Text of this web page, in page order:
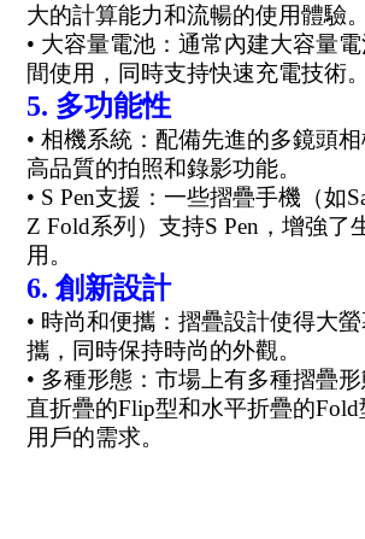
大的計算能力和流暢的使用體驗。
• 大容量電池：通常內建大容量
間使用，同時支持快速充電技術。
5. 多功能性
• 相機系統：配備先進的多鏡頭
高品質的拍照和錄影功能。
• S Pen支援：一些摺疊手機（如
Z Fold系列）支持S Pen，增強了
用。
6. 創新設計
• 時尚和便攜：摺疊設計使得大
攜，同時保持時尚的外觀。
• 多種形態：市場上有多種摺疊
直折疊的Flip型和水平折疊的
用戶的需求。